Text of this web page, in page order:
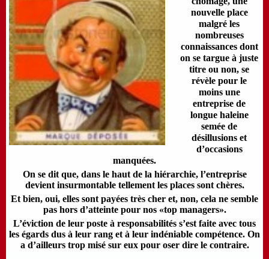
nouvelle place
malgré les
nombreuses
connaissances dont
on se targue à juste
titre ou non, se
révèle pour le
moins une
entreprise de
longue haleine
semée de
désillusions et
d’occasions
manquées.
On se dit que, dans le haut de la hiérarchie, l’entreprise
devient insurmontable tellement les places sont chères.
Et bien, oui, elles sont payées très cher et, non, cela ne semble
pas hors d’atteinte pour nos «top managers».
L’éviction de leur poste à responsabilités s’est faite avec tous
les égards dus à leur rang et à leur indéniable compétence. On
a d’ailleurs trop misé sur eux pour oser dire le contraire.